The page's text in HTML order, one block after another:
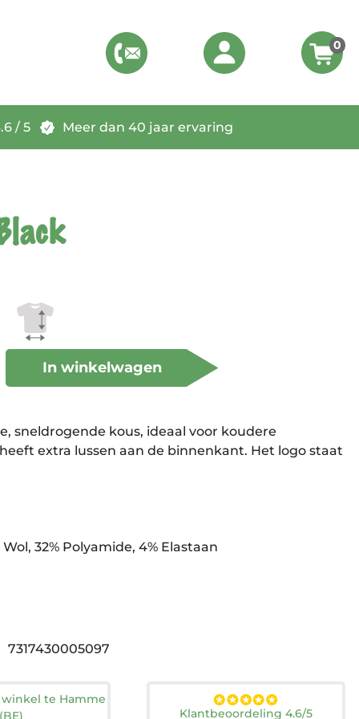
0
/ 5 Meer dan 40 jaar ervaring
In winkelwagen
sneldrogende kous, ideaal voor koudere
extra lussen aan de binnenkant. Het logo staat
32% Polyamide, 4% Elastaan
7317430005097
te Hamme
(BE)
Klantbeoordeling 4.6/5